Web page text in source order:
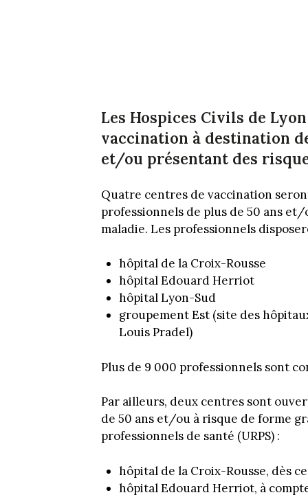
Les Hospices Civils de
vaccination à destination
et/ou présentant des
Quatre centres de vaccination
professionnels de plus de 50 ans
maladie. Les professionnels
hôpital de la Croix-Rousse
hôpital Edouard Herriot
hôpital Lyon-Sud
groupement Est (site des
Louis Pradel)
Plus de 9 000 professionnels sont
Par ailleurs, deux centres sont
de 50 ans et/ou à risque de forme
professionnels de santé (URPS) :
hôpital de la Croix-Rousse, dès
hôpital Edouard Herriot, à